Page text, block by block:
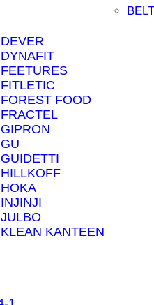
DEVER
DYNAFIT
FEETURES
FITLETIC
FOREST FOOD
FRACTEL
GIPRON
GU
GUIDETTI
HILLKOFF
HOKA
INJINJI
JULBO
KLEAN KANTEEN